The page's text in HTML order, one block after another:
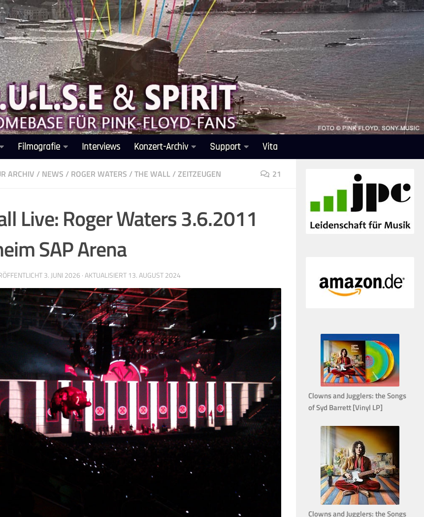
Filmografie Interviews Konzert-Archiv Support Vita
ARCHIV / NEWS / ROGER WATERS /THE WALL/ZEITZEUGEN 21
Live: Roger Waters 3.6.2011
SAP Arena
3. JUNI 2026 · AKTUALISIERT 13. AUGUST 2024
Clowns and Jugglers: the Songs
of Syd Barrett [Vinyl LP]
Clowns and Jugglers: the Songs